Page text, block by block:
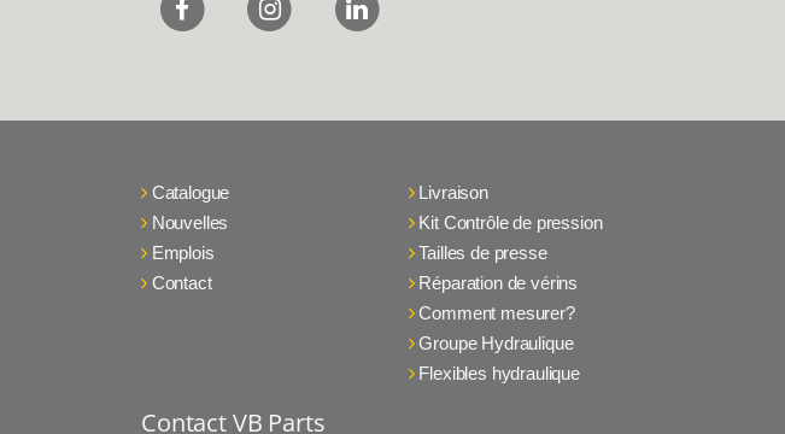
Catalogue
Nouvelles
Emplois
Contact
Livraison
Kit Contrôle de pression
Tailles de presse
Réparation de vérins
Comment mesurer?
Groupe Hydraulique
Flexibles hydraulique
Contact VB Parts